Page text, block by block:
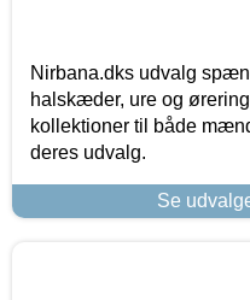
Nirbana.dks udvalg
halskæder, ure og
kollektioner til både
deres udvalg.
Se